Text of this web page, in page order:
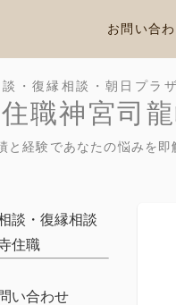
・復縁相談・朝日プラ
職神宮司
と経験であなたの悩みを
お問い合
談・復縁相談
住職
い合わせ